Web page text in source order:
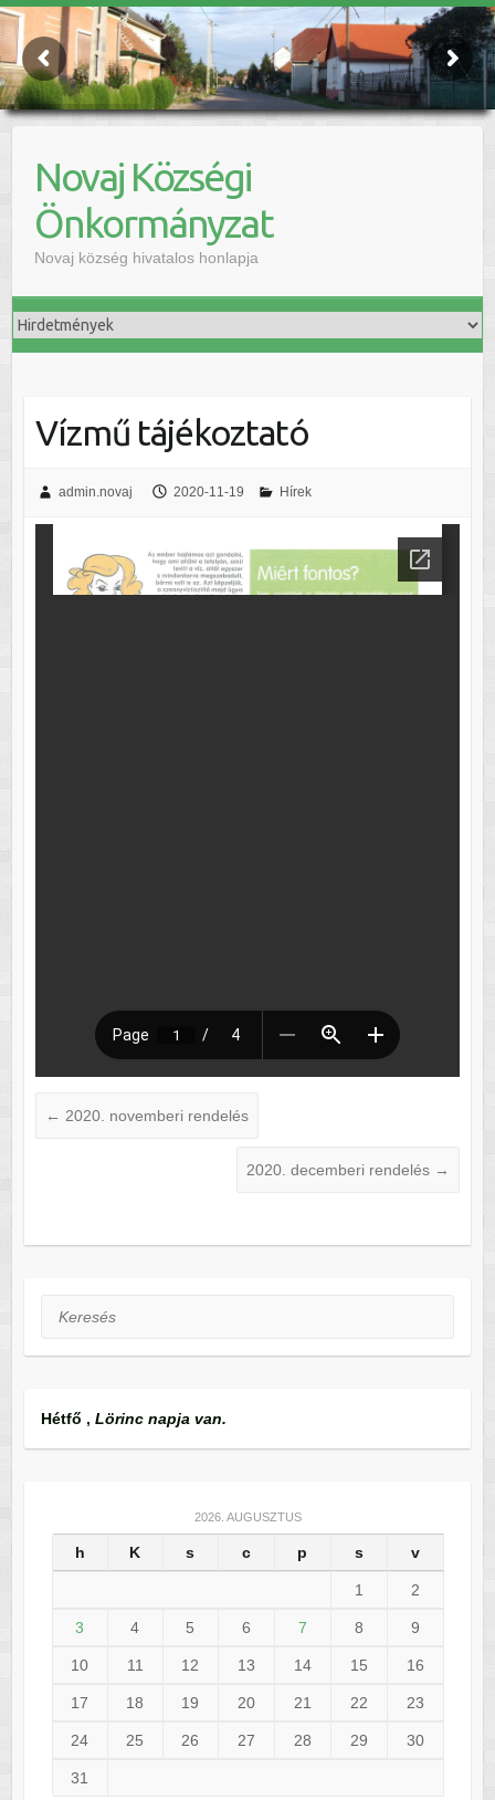
Novaj Községi
Önkormányzat
Novaj község hivatalos honlapja
Vízmű tájékoztató
admin.novaj 2020-11-19 Hírek
← 2020. novemberi rendelés
2020. decemberi rendelés →
Keresés
Hétfő , Lörinc napja van.
2026. AUGUSZTUS
h K s c p s v
1 2
3 4 5 6 7 8 9
10 11 12 13 14 15 16
17 18 19 20 21 22 23
24 25 26 27 28 29 30
31